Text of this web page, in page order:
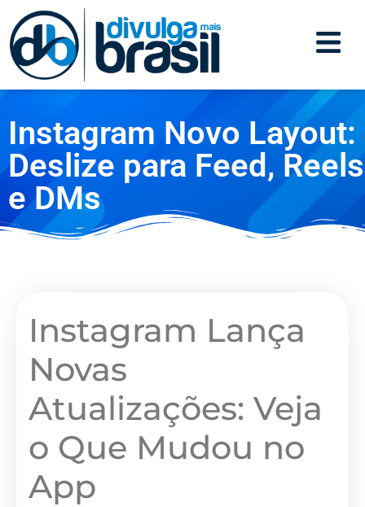
Instagram Novo Layout:
Deslize para Feed, Reels
e DMs
Instagram Lança
Novas
Atualizações: Veja
o Que Mudou no
App